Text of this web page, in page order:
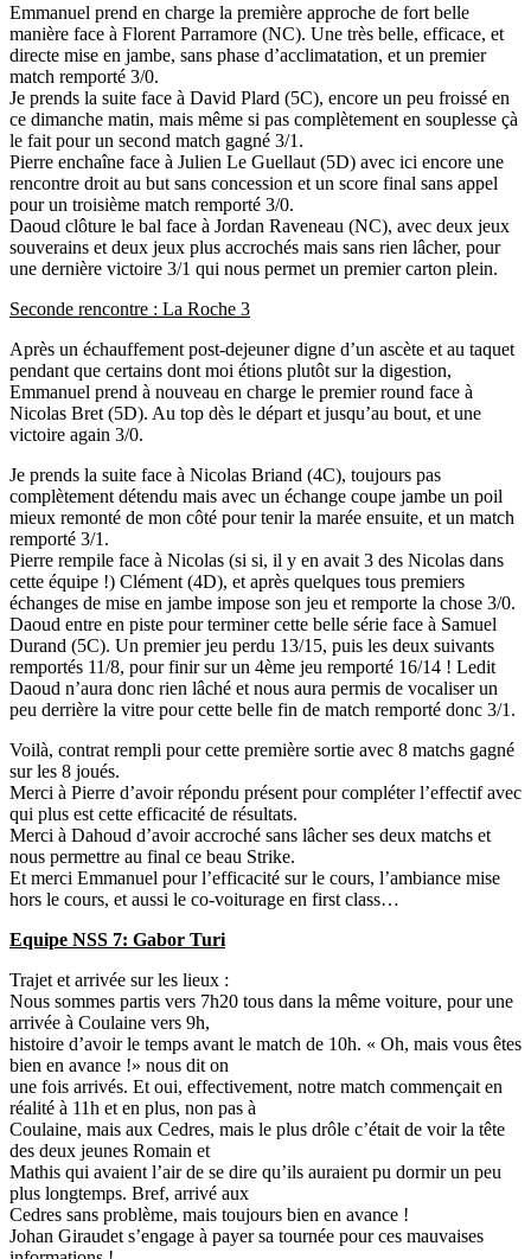
Emmanuel prend en charge la première approche de fort belle
manière face à Florent Parramore (NC). Une très belle, efficace, et
directe mise en jambe, sans phase d’acclimatation, et un premier
match remporté 3/0.
Je prends la suite face à David Plard (5C), encore un peu froissé en
ce dimanche matin, mais même si pas complètement en souplesse çà
le fait pour un second match gagné 3/1.
Pierre enchaîne face à Julien Le Guellaut (5D) avec ici encore une
rencontre droit au but sans concession et un score final sans appel
pour un troisième match remporté 3/0.
Daoud clôture le bal face à Jordan Raveneau (NC), avec deux jeux
souverains et deux jeux plus accrochés mais sans rien lâcher, pour
une dernière victoire 3/1 qui nous permet un premier carton plein.
Seconde rencontre : La Roche 3
Après un échauffement post-dejeuner digne d’un ascète et au taquet
pendant que certains dont moi étions plutôt sur la digestion,
Emmanuel prend à nouveau en charge le premier round face à
Nicolas Bret (5D). Au top dès le départ et jusqu’au bout, et une
victoire again 3/0.
Je prends la suite face à Nicolas Briand (4C), toujours pas
complètement détendu mais avec un échange coupe jambe un poil
mieux remonté de mon côté pour tenir la marée ensuite, et un match
remporté 3/1.
Pierre rempile face à Nicolas (si si, il y en avait 3 des Nicolas dans
cette équipe !) Clément (4D), et après quelques tous premiers
échanges de mise en jambe impose son jeu et remporte la chose 3/0.
Daoud entre en piste pour terminer cette belle série face à Samuel
Durand (5C). Un premier jeu perdu 13/15, puis les deux suivants
remportés 11/8, pour finir sur un 4ème jeu remporté 16/14 ! Ledit
Daoud n’aura donc rien lâché et nous aura permis de vocaliser un
peu derrière la vitre pour cette belle fin de match remporté donc 3/1.
Voilà, contrat rempli pour cette première sortie avec 8 matchs gagné
sur les 8 joués.
Merci à Pierre d’avoir répondu présent pour compléter l’effectif avec
qui plus est cette efficacité de résultats.
Merci à Dahoud d’avoir accroché sans lâcher ses deux matchs et
nous permettre au final ce beau Strike.
Et merci Emmanuel pour l’efficacité sur le cours, l’ambiance mise
hors le cours, et aussi le co-voiturage en first class…
Equipe NSS 7: Gabor Turi
Trajet et arrivée sur les lieux :
Nous sommes partis vers 7h20 tous dans la même voiture, pour une
arrivée à Coulaine vers 9h,
histoire d’avoir le temps avant le match de 10h. « Oh, mais vous êtes
bien en avance !» nous dit on
une fois arrivés. Et oui, effectivement, notre match commençait en
réalité à 11h et en plus, non pas à
Coulaine, mais aux Cedres, mais le plus drôle c’était de voir la tête
des deux jeunes Romain et
Mathis qui avaient l’air de se dire qu’ils auraient pu dormir un peu
plus longtemps. Bref, arrivé aux
Cedres sans problème, mais toujours bien en avance !
Johan Giraudet s’engage à payer sa tournée pour ces mauvaises